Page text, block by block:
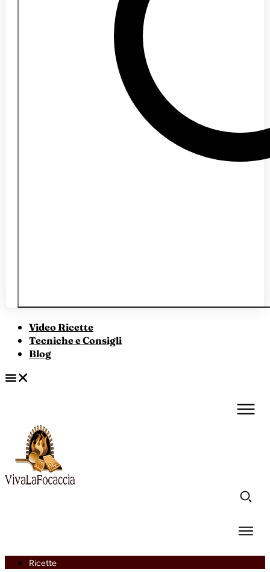
Video Ricette
Tecniche e Consigli
Blog
Ricette